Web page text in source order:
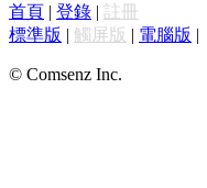
首頁 | 登錄 | 註冊
標準版 | 觸屏版 | 電腦版 |
© Comsenz Inc.